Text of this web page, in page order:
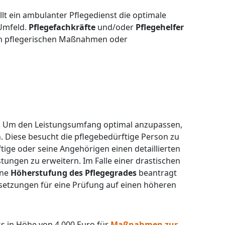
ein ambulanter Pflegedienst die optimale
Pflegefachkräfte und/oder Pflegehelfer
pflegerischen Maßnahmen oder
den Leistungsumfang optimal anzupassen,
besucht die pflegebedürftige Person zu
oder seine Angehörigen einen detaillierten
zu erweitern. Im Falle einer drastischen
Höherstufung des Pflegegrades beantragt
für eine Prüfung auf einen höheren